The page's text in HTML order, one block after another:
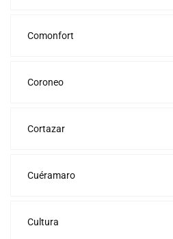
Comonfort
Coroneo
Cortazar
Cuéramaro
Cultura